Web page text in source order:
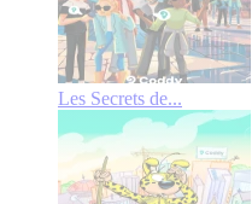
Les Secrets de...